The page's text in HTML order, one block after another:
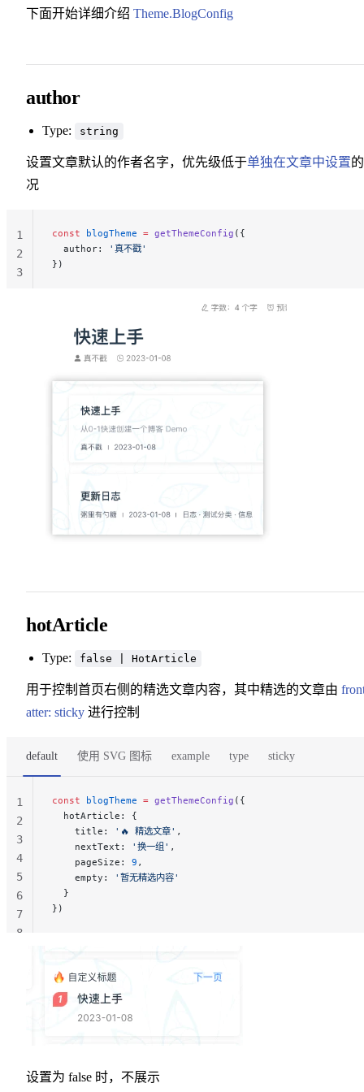
下面开始详细介绍 Theme.BlogConfig
author
Type: string
设置文章默认的作者名字，优先级低于单独在文章中设置
况
const blogTheme = getThemeConfig ({
  author:
'真不戳'
})
1
2
3
hotArticle
Type: false | HotArticle
用于控制首页右侧的精选文章内容，其中精选的文章由
atter: sticky 进行控制
default 使用 SVG 图标 example type sticky
const blogTheme = getThemeConfig ({
  hotArticle: {
    title:
'🔥 精选文章' ,
    nextText:
'换一组' ,
    pageSize:
9 ,
    empty:
'暂无精选内容'
  }
})
1
2
3
4
5
6
7
8
设置为 false 时，不展示